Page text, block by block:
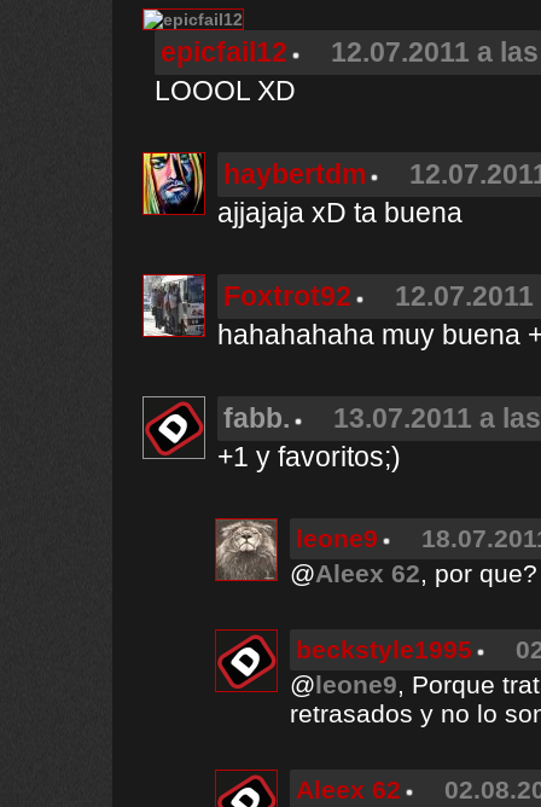
epicfail12
12.07.2011 a
LOOOL XD
haybertdm
ajjajaja xD ta buena
Foxtrot92
hahahahaha muy buena
fabb.
13.07.2011 a
+1 y favoritos;)
leone9
@Aleex 62, por que?
beckstyle1995
@leone9, Porque
retrasados y no lo
Aleex 62